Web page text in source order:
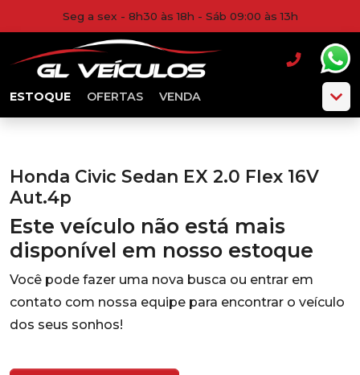
Seg a sex - 8h30 às 18h - Sáb 09:00 às 13h
ESTOQUE OFERTAS VENDA
Honda Civic Sedan EX 2.0 Flex 16V
Aut.4p
Este veículo não está mais
disponível em nosso estoque
Você pode fazer uma nova busca ou entrar em
contato com nossa equipe para encontrar o veículo
dos seus sonhos!